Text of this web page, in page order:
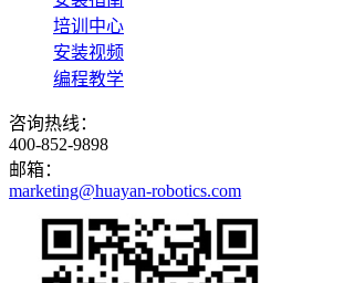
培训中心
安装视频
编程教学
咨询热线：
400-852-9898
邮箱：
marketing@huayan-robotics.com